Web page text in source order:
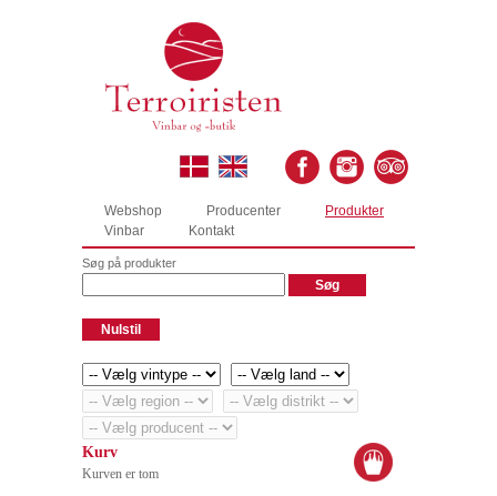
Webshop Producenter
Produkter
Vinbar
Kontakt
Søg på produkter
Kurv
Kurven er tom